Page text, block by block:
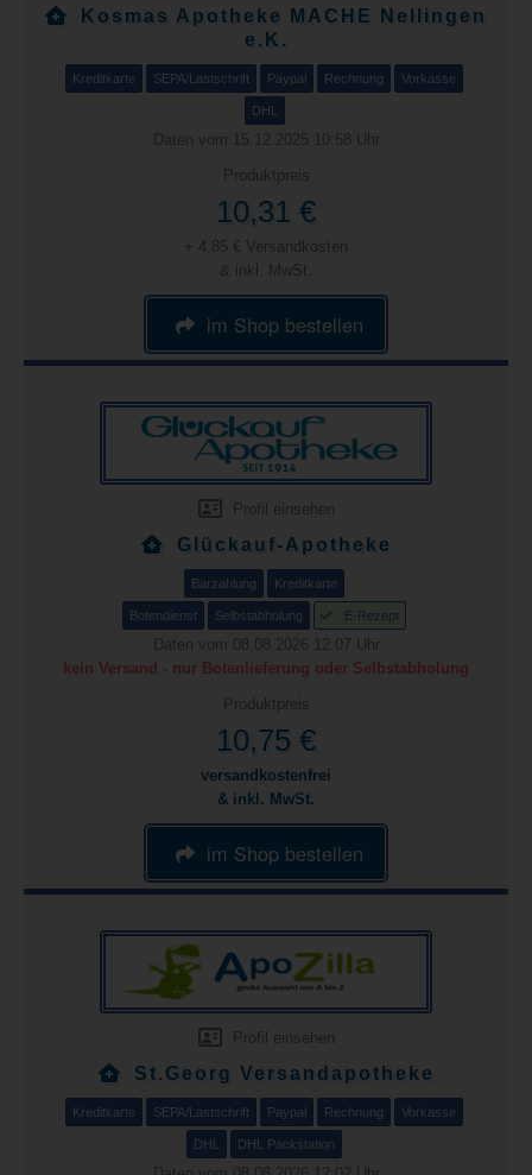
Kosmas Apotheke MACHE Nellingen
e.K.
Kreditkarte SEPA/Lastschrift Paypal Rechnung Vorkasse
DHL
Daten vom 15.12.2025 10:58 Uhr
Produktpreis
10,31 €
+ 4,85 € Versandkosten
& inkl. MwSt.
im Shop bestellen
Profil einsehen
Glückauf-Apotheke
Barzahlung Kreditkarte
Botendienst Selbstabholung E-Rezept
Daten vom 08.08.2026 12:07 Uhr
kein Versand - nur Botenlieferung oder Selbstabholung
Produktpreis
10,75 €
versandkostenfrei
& inkl. MwSt.
im Shop bestellen
Profil einsehen
St.Georg Versandapotheke
Kreditkarte SEPA/Lastschrift Paypal Rechnung Vorkasse
DHL DHL Packstation